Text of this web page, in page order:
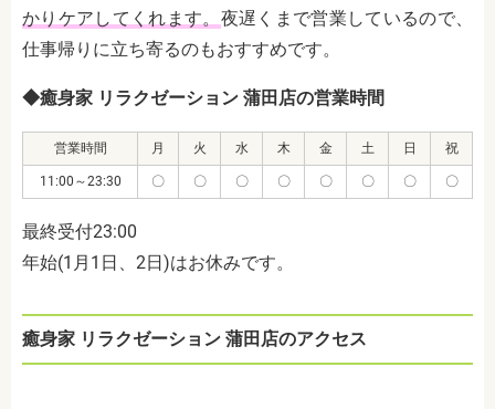
かりケアしてくれます。 夜遅くまで営業しているので、
仕事帰りに立ち寄るのもおすすめです。
◆癒身家 リラクゼーション 蒲田店の営業時間
営業時間 月 火 水 木 金 土 日 祝
11:00～23:30 〇 〇 〇 〇 〇 〇 〇 〇
最終受付23:00
年始(1月1日、2日)はお休みです。
癒身家 リラクゼーション 蒲田店のアクセス